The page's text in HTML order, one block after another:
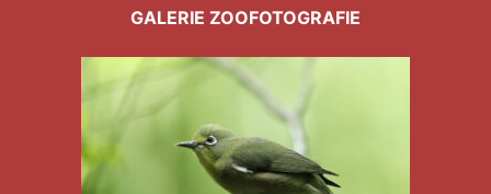
GALERIE ZOOFOTOGRAFIE